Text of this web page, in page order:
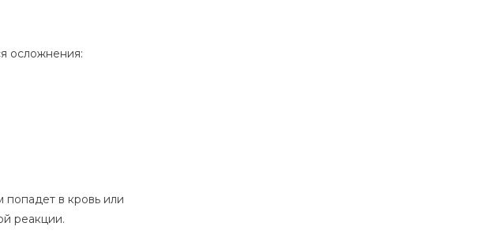
осложнения:
попадет в кровь или
реакции.